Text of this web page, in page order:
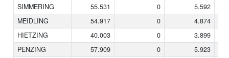
SIMMERING
55.531 0
5.592
MEIDLING
54.917 0
4.874
HIETZING
40.003 0
3.899
PENZING
57.909 0
5.923